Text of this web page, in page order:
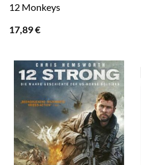
12 Monkeys
17,89€